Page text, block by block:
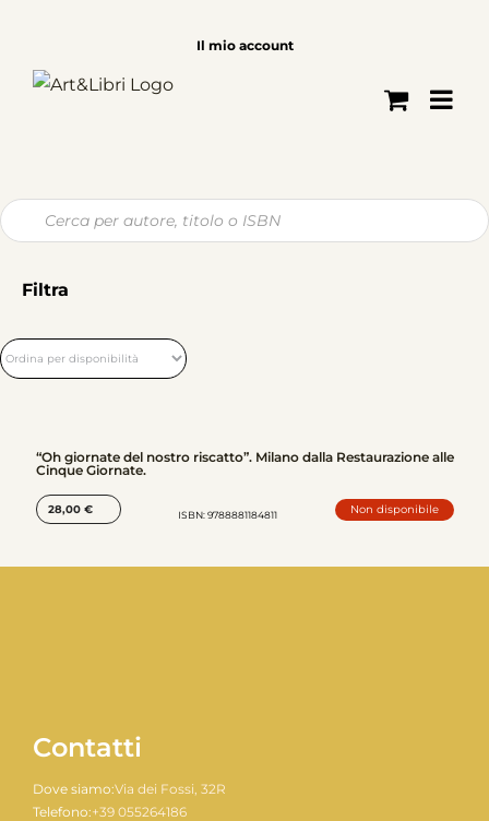
contenuto
Il mio account
Ricerca
prodotti
Filtra
“Oh giornate del nostro riscatto”. Milano dalla Restaurazione alle
Cinque Giornate.
28,00 € ISBN: 9788881184811 Non disponibile
Contatti
Dove siamo:Via dei Fossi, 32R
Telefono:+39 055264186